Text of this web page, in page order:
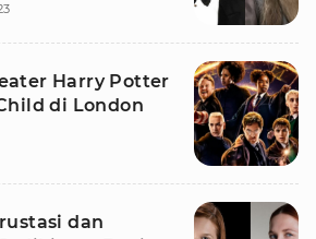
Harry Potter
di London
dan